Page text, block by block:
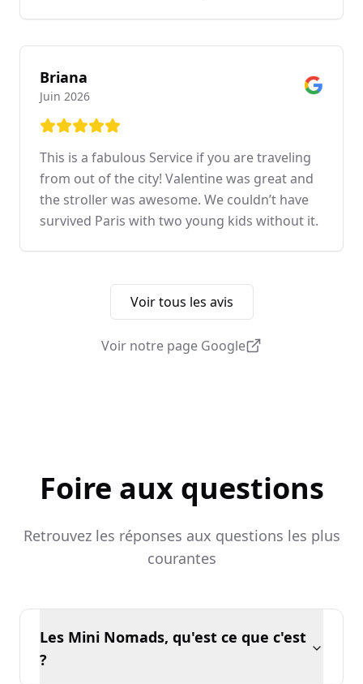
Briana
Juin 2026
This is a fabulous Service if you are traveling
from out of the city! Valentine was great and
the stroller was awesome. We couldn’t have
survived Paris with two young kids without it.
Voir tous les avis
Voir notre page Google
Foire aux questions
Retrouvez les réponses aux questions les plus
courantes
Les Mini Nomads, qu'est ce que c'est
?